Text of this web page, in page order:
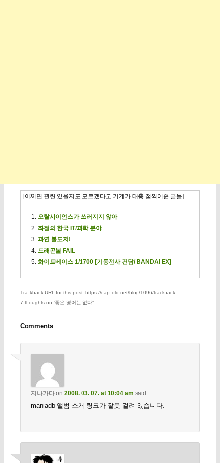
[어쩌면 관련 있을지도 모르겠다고 기계가 대충 점찍어준 글들]
오랄사이언스가 쓰러지지 않아
좌절의 한국 IT/과학 분야
과연 불도저!
드래곤볼 FAIL
화이트베이스 1/1700 [기동전사 건담/ BANDAI EX]
Trackback URL for this post: https://capcold.net/blog/1096/trackback
7 thoughts on “좋은 영어는 없다”
Comments
지나가다on 2008. 03. 07. at 10:04 am said:
maniadb 앨범 소개 링크가 잘못 걸려 있습니다.